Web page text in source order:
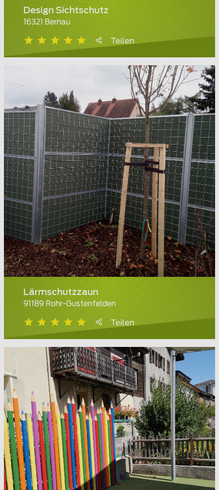
Design Sichtschutz
16321 Bernau
Teilen
Lärmschutzzaun
91189 Rohr-Gustenfelden
Teilen